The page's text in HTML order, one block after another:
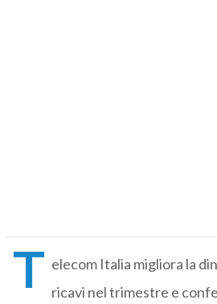
T elecom Italia migliora la
ricavi nel trimestre e